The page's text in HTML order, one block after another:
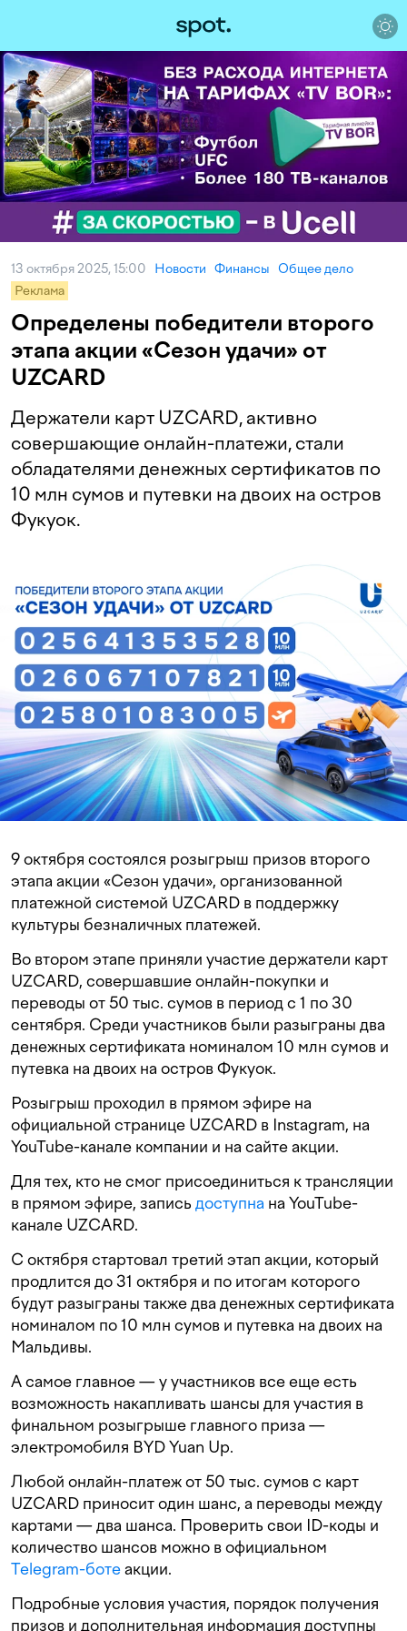
13 октября 2025, 15:00 Новости Финансы Общее дело
Реклама
Определены победители второго
этапа акции «Сезон удачи» от
UZCARD
Держатели карт UZCARD, активно
совершающие онлайн-платежи, стали
обладателями денежных сертификатов по
10 млн сумов и путевки на двоих на остров
Фукуок.
9 октября состоялся розыгрыш призов второго
этапа акции «Сезон удачи», организованной
платежной системой UZCARD в поддержку
культуры безналичных платежей.
Во втором этапе приняли участие держатели карт
UZCARD, совершавшие онлайн-покупки и
переводы от 50 тыс. сумов в период с 1 по 30
сентября. Среди участников были разыграны два
денежных сертификата номиналом 10 млн сумов и
путевка на двоих на остров Фукуок.
Розыгрыш проходил в прямом эфире на
официальной странице UZCARD в Instagram, на
YouTube-канале компании и на сайте акции.
Для тех, кто не смог присоединиться к трансляции
в прямом эфире, запись доступна на YouTube-
канале UZCARD.
С октября стартовал третий этап акции, который
продлится до 31 октября и по итогам которого
будут разыграны также два денежных сертификата
номиналом по 10 млн сумов и путевка на двоих на
Мальдивы.
А самое главное — у участников все еще есть
возможность накапливать шансы для участия в
финальном розыгрыше главного приза —
электромобиля BYD Yuan Up.
Любой онлайн-платеж от 50 тыс. сумов с карт
UZCARD приносит один шанс, а переводы между
картами — два шанса. Проверить свои ID-коды и
количество шансов можно в официальном
Telegram-ботеакции.
Подробные условия участия, порядок получения
призов и дополнительная информация доступны